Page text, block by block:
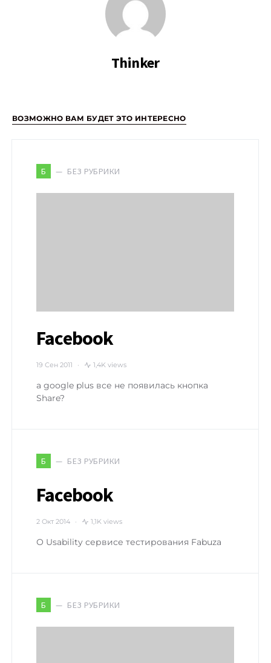
Thinker
ВОЗМОЖНО ВАМ БУДЕТ ЭТО ИНТЕРЕСНО
Б БЕЗ РУБРИКИ
Facebook
19 Сен 2011 1,4K views
а google plus все не появилась кнопка
Share?
Б БЕЗ РУБРИКИ
Facebook
2 Окт 2014 1,1K views
О Usability сервисе тестирования Fabuza
Б БЕЗ РУБРИКИ